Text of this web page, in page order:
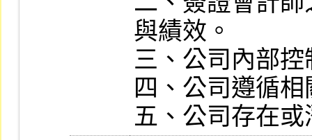
與績效。
三、公司內部
四、公司遵循
五、公司存在